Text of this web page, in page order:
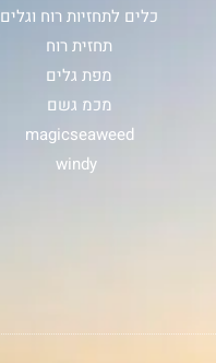
כלים לתחזיות רוח וגלים
תחזית רוח
מפת גלים
מכמ גשם
magicseaweed
windy